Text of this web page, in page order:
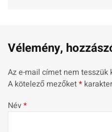
Vélemény,
Az e-mail címet nem tesszük
A kötelező mezőket*
Név*